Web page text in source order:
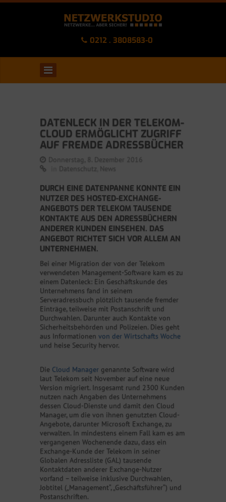
0212 . 3808583-0
DATENLECK IN DER TELEKOM-
CLOUD ERMÖGLICHT ZUGRIFF
AUF FREMDE ADRESSBÜCHER
Donnerstag, 8. Dezember 2016
Datenschutz News
DURCH EINE DATENPANNE KONNTE EIN
NUTZER DES HOSTED-EXCHANGE-
ANGEBOTS DER TELEKOM TAUSENDE
KONTAKTE AUS DEN ADRESSBÜCHERN
ANDERER KUNDEN EINSEHEN. DAS
ANGEBOT RICHTET SICH VOR ALLEM AN
UNTERNEHMEN.
Bei einer Migration der von der Telekom
verwendeten Management-Software kam es zu
einem Datenleck: Ein Geschäftskunde des
Unternehmens fand in seinem
Serveradressbuch plötzlich tausende fremder
Einträge, teilweise mit Postanschrift und
Durchwahlen. Darunter auch Kontakte von
Sicherheitsbehörden und Polizeien. Dies geht
aus Informationen von der Wirtschafts Woche
und heise Security hervor.
Die Cloud Manager genannte Software wird
laut Telekom seit November auf eine neue
Version migriert. Insgesamt rund 2300 Kunden
nutzen nach Angaben des Unternehmens
dessen Cloud-Dienste und damit den Cloud
Manager, um die von ihnen genutzten Cloud-
Angebote, darunter Microsoft Exchange, zu
verwalten. In mindestens einem Fall kam es am
vergangenen Wochenende dazu, dass ein
Exchange-Kunde der Telekom in seiner
Globalen Adressliste (GAL) tausende
Kontaktdaten anderer Exchange-Nutzer
vorfand – teilweise inklusive Durchwahlen,
Jobtitel („Management“, „Geschäftsführer“) und
Postanschriften.